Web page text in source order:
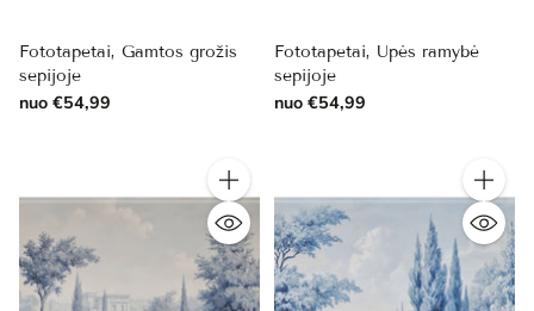
Fototapetai, Gamtos grožis
sepijoje
nuo €54,99
Fototapetai, Upės ramybė
sepijoje
nuo €54,99
Kiekis Kiekis